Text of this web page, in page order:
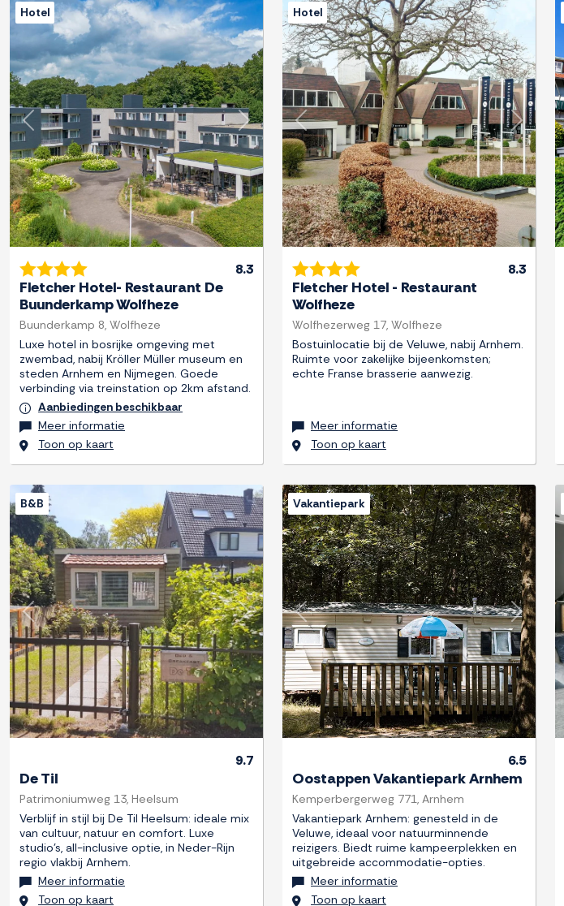
Previous Next
Hotel
8.3
Fletcher Hotel- Restaurant De
Buunderkamp Wolfheze
Buunderkamp 8, Wolfheze
Luxe hotel in bosrijke omgeving met
zwembad, nabij Kröller Müller museum en
steden Arnhem en Nijmegen. Goede
verbinding via treinstation op 2km afstand.
Aanbiedingen beschikbaar
Meer informatie
Toon op kaart
Previous Next
Hotel
8.3
Fletcher Hotel - Restaurant
Wolfheze
Wolfhezerweg 17, Wolfheze
Bostuinlocatie bij de Veluwe, nabij Arnhem.
Ruimte voor zakelijke bijeenkomsten;
echte Franse brasserie aanwezig.
Meer informatie
Toon op kaart
Previous Next
B&B
9.7
De Til
Patrimoniumweg 13, Heelsum
Verblijf in stijl bij De Til Heelsum: ideale mix
van cultuur, natuur en comfort. Luxe
studio's, all-inclusive optie, in Neder-Rijn
regio vlakbij Arnhem.
Meer informatie
Toon op kaart
Previous Next
Vakantiepark
6.5
Oostappen Vakantiepark Arnhem
Kemperbergerweg 771, Arnhem
Vakantiepark Arnhem: genesteld in de
Veluwe, ideaal voor natuurminnende
reizigers. Biedt ruime kampeerplekken en
uitgebreide accommodatie-opties.
Meer informatie
Toon op kaart